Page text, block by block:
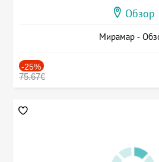
Обзор
Мирамар -
-25%
75.67€